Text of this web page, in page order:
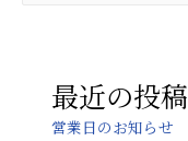
最近の投稿
営業日のお知らせ